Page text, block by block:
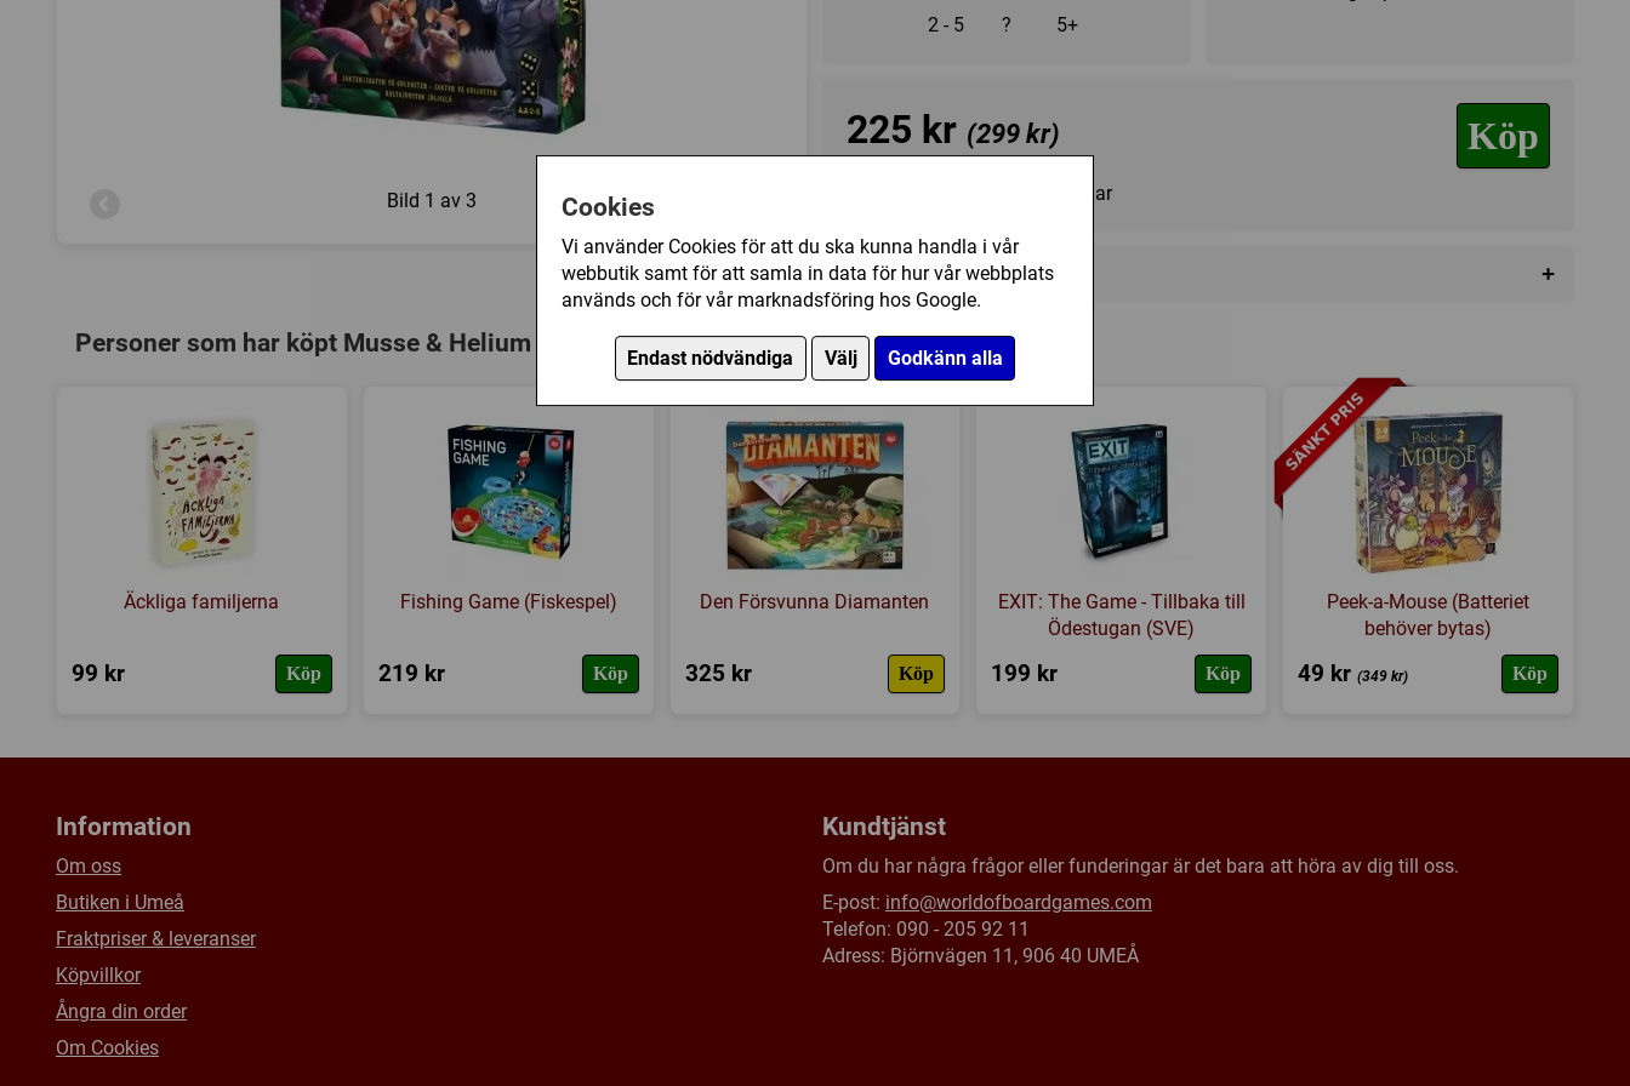
Cookies
Vi använder Cookies för att du ska kunna handla i vår
webbutik samt för att samla in data för hur vår webbplats
används och för vår marknadsföring hos Google.
Endast nödvändiga Välj Godkänn alla
Bild 1 av 3
2 - 5 ? 5+
225 kr (299 kr) Köp
I lager, leveranstid 1-3 vardagar
Övrig information +
Speltyp: Barnspel
Tillverkare: Alga
Länkar: Tillverkarens hemsida
Försälj. rank:
Personer som har köpt Musse & Helium Jakten på Guldosten har också köpt
Äckliga familjerna
99 kr Köp
Fishing Game (Fiskespel)
219 kr Köp
Den Försvunna Diamanten
325 kr Köp
EXIT: The Game - Tillbaka till
Ödestugan (SVE)
199 kr Köp
Peek-a-Mouse (Batteriet
behöver bytas)
49 kr (349 kr) Köp
Information
Om oss
Butiken i Umeå
Fraktpriser & leveranser
Köpvillkor
Ångra din order
Om Cookies
Kundtjänst
Om du har några frågor eller funderingar är det bara att höra av dig till oss.
E-post: info@worldofboardgames.com
Telefon: 090 - 205 92 11
Adress: Björnvägen 11, 906 40 UMEÅ